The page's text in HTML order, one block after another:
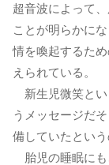
超音波によって
ことが明らかに
情を喚起するた
えられている。
新生児微笑とい
うメッセージだ
備していたとい
胎児の睡眠にも